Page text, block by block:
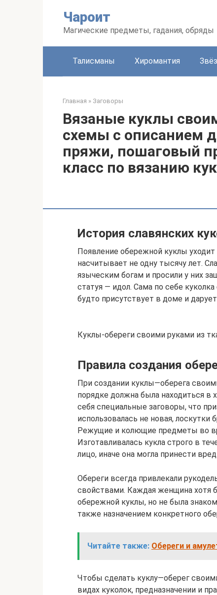
Чароит
Магические предметы, гадания, обряды
Талисманы Хиромантия
Главная » Заговоры
Вязаные куклы
схемы с описанием
пряжи, пошаговый
класс по вязанию
История славянских
Появление обережной куклы
насчитывает не одну тысячу лет.
языческим богам и просили у них
статуя — идол. Сама по себе
будто присутствует в доме и
Куклы-обереги своими руками из
Правила создания
При создании куклы—оберега
порядке должна была находиться в
себя специальные заговоры, что
использовалась не новая,
Режущие и колющие предметы во
Изготавливалась кукла строго в
лицо, иначе она могла принести
Обереги всегда привлекали
свойствами. Каждая женщина хотя
обережной куклы, но не была
также назначением конкретного
Читайте также: Обереги и
Чтобы сделать куклу—оберег
видах куколок, предназначении и